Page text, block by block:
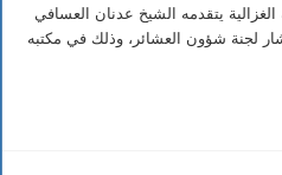
يتقدمه الشيخ عدنان العسافي
لجنة شؤون العشائر، وذلك في مكتبه